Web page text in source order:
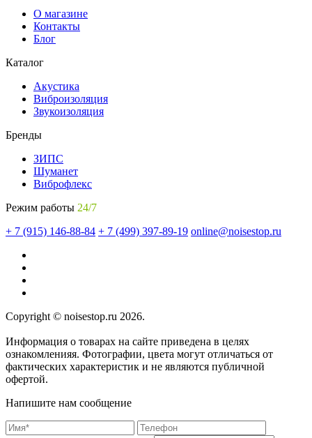
О магазине
Контакты
Блог
Каталог
Акустика
Виброизоляция
Звукоизоляция
Бренды
ЗИПС
Шуманет
Виброфлекс
Режим работы 24/7
+ 7 (915) 146-88-84 + 7 (499) 397-89-19 online@noisestop.ru
Copyright © noisestop.ru 2026.
Информация о товарах на сайте приведена в целях
ознакомленияя. Фотографии, цвета могут отличаться от
фактических характеристик и не являются публичной
офертой.
Напишите нам сообщение